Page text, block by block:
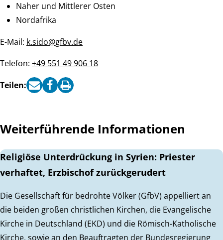
Naher und Mittlerer Osten
Nordafrika
E-Mail: k.sido@gfbv.de
Telefon: +49 551 49 906 18
Teilen:
Weiterführende Informationen
Religiöse Unterdrückung in Syrien: Priester
verhaftet, Erzbischof zurückgerudert
Die Gesellschaft für bedrohte Völker (GfbV) appelliert an
die beiden großen christlichen Kirchen, die Evangelische
Kirche in Deutschland (EKD) und die Römisch-Katholische
Kirche, sowie an den Beauftragten der Bundesregierung